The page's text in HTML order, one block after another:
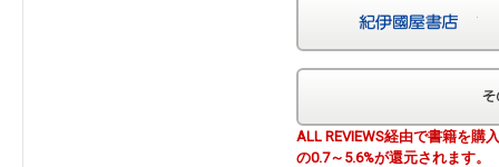
ALL REVIEWS経由で書籍を購
の0.7～5.6%が還元されます。